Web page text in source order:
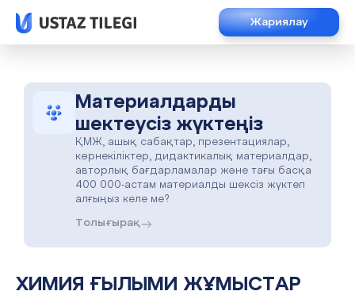
Жариялау
Материалдарды
шектеусіз жүктеңіз
ҚМЖ, ашық сабақтар, презентациялар,
көрнекіліктер, дидактикалық материалдар,
авторлық бағдарламалар және тағы басқа
400 000-астам материалды шексіз жүктеп
алғыңыз келе ме?
Толығырақ
ХИМИЯ ҒЫЛЫМИ ЖҰМЫСТАР